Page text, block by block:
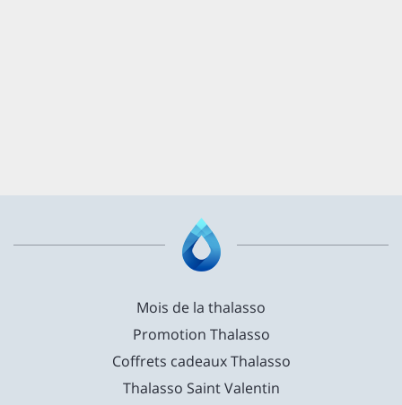
Mois de la thalasso
Promotion Thalasso
Coffrets cadeaux Thalasso
Thalasso Saint Valentin